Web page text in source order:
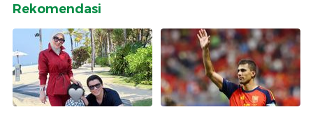
Rekomendasi